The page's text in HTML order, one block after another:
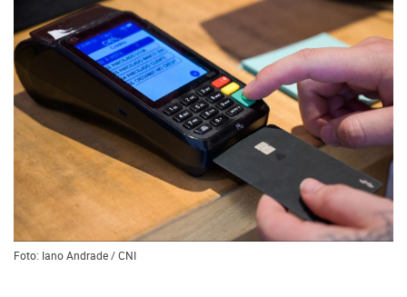
Foto: Iano Andrade / CNI